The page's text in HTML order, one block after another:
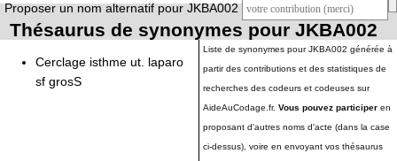
Proposer un nom alternatif pour JKBA002
Thésaurus de synonymes pour JKBA002
Cerclage isthme ut. laparo
sf grosS
Liste de synonymes pour JKBA002 générée à
partir des contributions et des statistiques de
recherches des codeurs et codeuses sur
AideAuCodage.fr. Vous pouvez participer en
proposant d'autres noms d'acte (dans la case
ci-dessus), voire en envoyant vos thésaurus